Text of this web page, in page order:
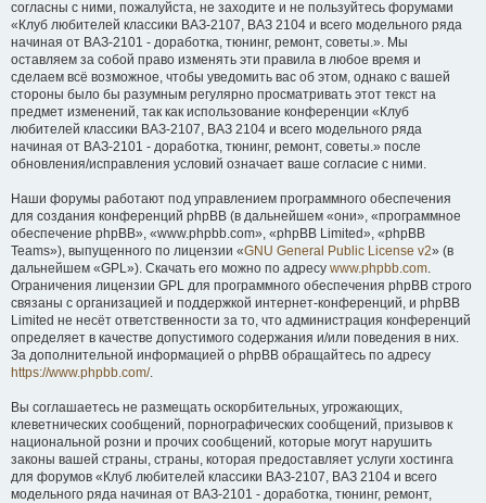
согласны с ними, пожалуйста, не заходите и не пользуйтесь форумами
«Клуб любителей классики ВАЗ-2107, ВАЗ 2104 и всего модельного ряда
начиная от ВАЗ-2101 - доработка, тюнинг, ремонт, советы.». Мы
оставляем за собой право изменять эти правила в любое время и
сделаем всё возможное, чтобы уведомить вас об этом, однако с вашей
стороны было бы разумным регулярно просматривать этот текст на
предмет изменений, так как использование конференции «Клуб
любителей классики ВАЗ-2107, ВАЗ 2104 и всего модельного ряда
начиная от ВАЗ-2101 - доработка, тюнинг, ремонт, советы.» после
обновления/исправления условий означает ваше согласие с ними.
Наши форумы работают под управлением программного обеспечения
для создания конференций phpBB (в дальнейшем «они», «программное
обеспечение phpBB», «www.phpbb.com», «phpBB Limited», «phpBB
Teams»), выпущенного по лицензии «GNU General Public License v2» (в
дальнейшем «GPL»). Скачать его можно по адресу www.phpbb.com.
Ограничения лицензии GPL для программного обеспечения phpBB строго
связаны с организацией и поддержкой интернет-конференций, и phpBB
Limited не несёт ответственности за то, что администрация конференций
определяет в качестве допустимого содержания и/или поведения в них.
За дополнительной информацией о phpBB обращайтесь по адресу
https://www.phpbb.com/.
Вы соглашаетесь не размещать оскорбительных, угрожающих,
клеветнических сообщений, порнографических сообщений, призывов к
национальной розни и прочих сообщений, которые могут нарушить
законы вашей страны, страны, которая предоставляет услуги хостинга
для форумов «Клуб любителей классики ВАЗ-2107, ВАЗ 2104 и всего
модельного ряда начиная от ВАЗ-2101 - доработка, тюнинг, ремонт,